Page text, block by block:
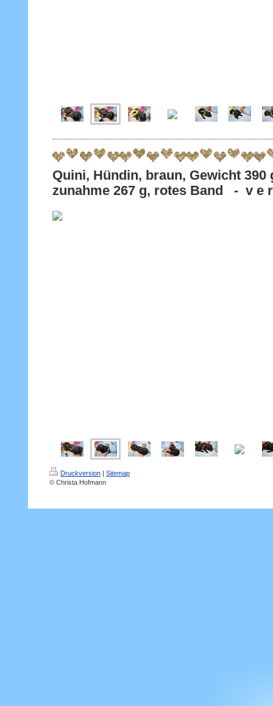
Quini, Hündin, braun, Gewicht
zunahme 267 g, rotes Band - v e
Druckversion | Sitemap
© Christa Hofmann